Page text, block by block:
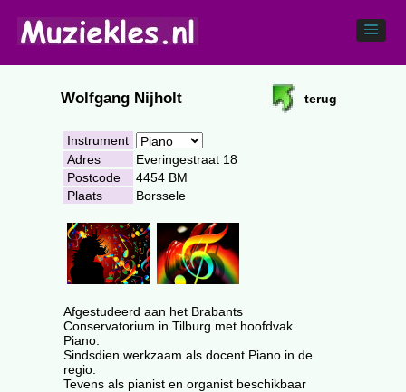
Wolfgang Nijholt terug
Instrument
Adres
Everingestraat 18
Postcode
4454 BM
Plaats
Borssele
Afgestudeerd aan het Brabants
Conservatorium in Tilburg met hoofdvak
Piano.
Sindsdien werkzaam als docent Piano in de
regio.
Tevens als pianist en organist beschikbaar